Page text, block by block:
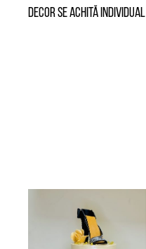
Decor se achită individual